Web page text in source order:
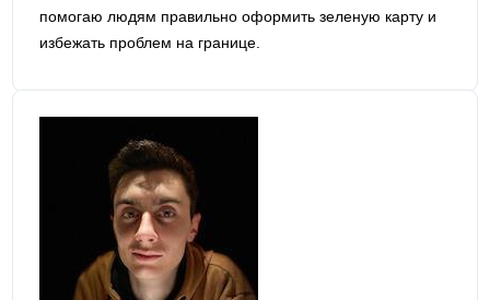
помогаю людям правильно оформить зеленую карту и
избежать проблем на границе.